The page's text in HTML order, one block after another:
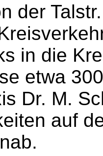
der
in die
etwa
Dr. M.
auf